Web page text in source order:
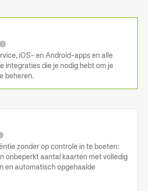
iOS- en Android-apps en alle
integraties die je nodig hebt om je
beheren.
zonder op controle in te boeten:
onbeperkt aantal kaarten met volledig
en automatisch opgehaalde